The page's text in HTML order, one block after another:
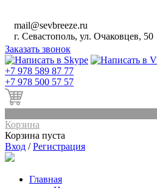
mail@sevbreeze.ru
г. Севастополь, ул. Очаковцев, 50
Заказать звонок
+7 978 589 87 77
+7 978 500 57 57
Корзина
Корзина пуста
Вход /Регистрация
Главная